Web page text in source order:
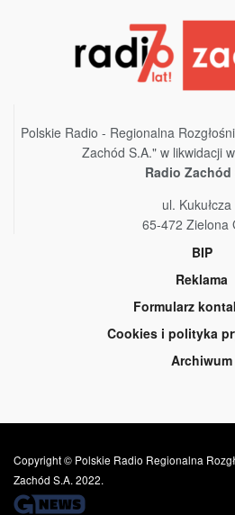
Polskie Radio - Regionalna
Zachód S.A." w likwidacji
Radio Zachód
ul. Kukułcza
65-472 Zielona
BIP
Reklama
Formularz
Cookies i polityka
Archiwum
Copyright © Polskie Radio Regionalna
Zachód S.A. 2022.